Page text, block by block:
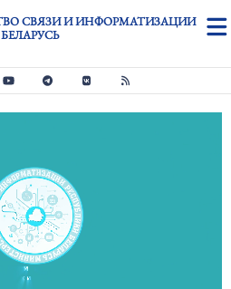
СВЯЗИ И ИНФОРМАТИЗАЦИИ